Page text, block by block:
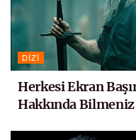
DIZI
Herkesi Ekran
Hakkında